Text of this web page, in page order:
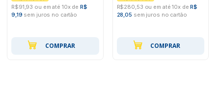
R$91,93 ou em até 10x de R$
9,19 sem juros no cartão
COMPRAR
R$280,53 ou em até 10x deR$
28,05 sem juros no cartão
COMPRAR